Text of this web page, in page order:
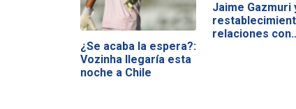
¿Se acaba la espera?:
Vozinha llegaría esta
noche a Chile
Jaime Gazmuri
relaciones